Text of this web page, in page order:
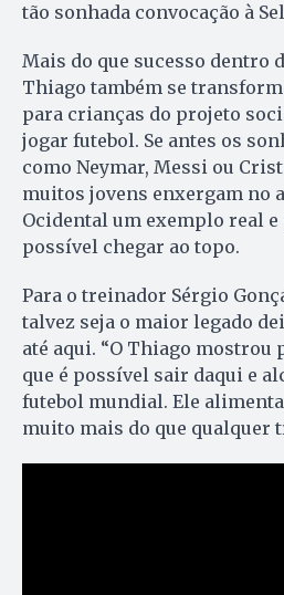
tão sonhada convocação à
Mais do que sucesso dentro
Thiago também se
para crianças do projeto
jogar futebol. Se antes os
como Neymar, Messi ou
muitos jovens enxergam no
Ocidental um exemplo real
possível chegar ao topo.
Para o treinador Sérgio
talvez seja o maior legado
até aqui. “O Thiago mostrou
que é possível sair daqui e
futebol mundial. Ele
muito mais do que qualquer